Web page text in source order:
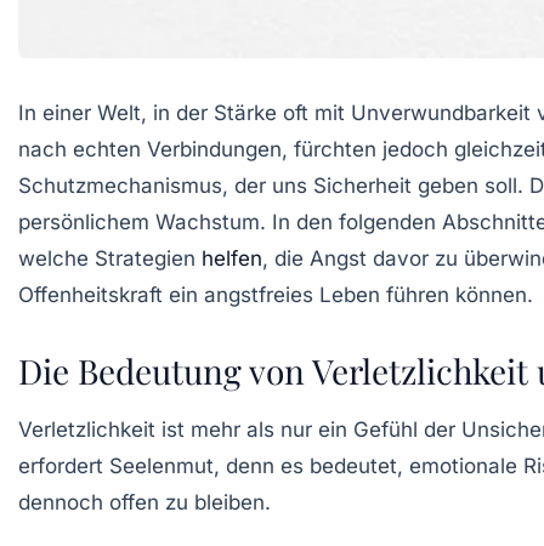
In einer Welt, in der Stärke oft mit
nach echten Verbindungen, fürchten jedoch
Schutzmechanismus, der uns Sicherheit geben soll.
persönlichem Wachstum. In den folgenden
welche Strategien helfen, die Angst davor zu
Offenheitskraft ein angstfreies Leben führen können.
Die Bedeutung von
Verletzlichkeit ist mehr als nur ein Gefühl der
erfordert Seelenmut, denn es bedeutet, emotionale
dennoch offen zu bleiben.